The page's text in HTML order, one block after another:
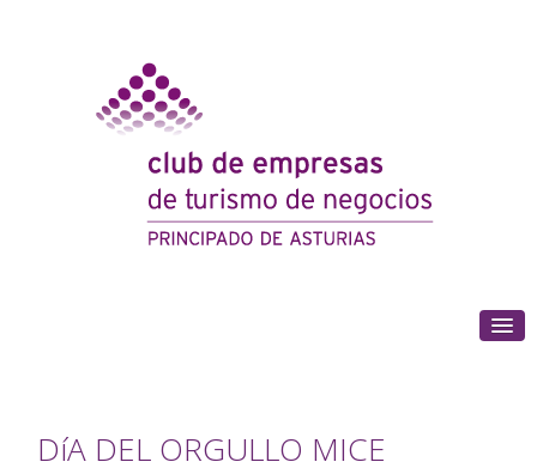
DíA DEL ORGULLO MICE